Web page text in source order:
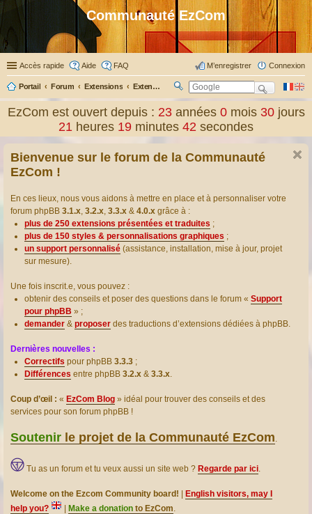
Communauté EzCom
Accès rapide Aide FAQ Connexion
M’enregistrer
Portail Forum Extensions Extensions présentées & traduites
ec
er
EzCom est ouvert depuis : 23 années0 mois30 jours
21 heures 19 minutes 43 secondes
Bienvenue sur le forum de la Communauté
EzCom !
En ces lieux, nous vous aidons à mettre en place et à personnaliser votre
forum phpBB 3.1.x, 3.2.x, 3.3.x & 4.0.x grâce à :
plus de 250 extensions présentées et traduites ;
plus de 150 styles & personnalisations graphiques ;
un support personnalisé (assistance, installation, mise à jour, projet
sur mesure).
Une fois inscrit.e, vous pouvez :
obtenir des conseils et poser des questions dans le forum « Support
pour phpBB » ;
demander & proposer des traductions d’extensions dédiées à phpBB.
Dernières nouvelles :
Correctifs pour phpBB 3.3.3 ;
Différences entre phpBB 3.2.x & 3.3.x.
Coup d’œil : « EzCom Blog » idéal pour trouver des conseils et des
services pour son forum phpBB !
Soutenir le projet de la Communauté EzCom.
Tu as un forum et tu veux aussi un site web ? Regarde par ici.
Welcome on the Ezcom Community board!
English visitors, may I
help you?
Make a donation to EzCom.